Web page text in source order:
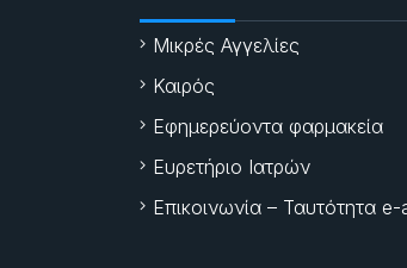
Μικρές Αγγελίες
Καιρός
Εφημερεύοντα φαρμακεία
Ευρετήριο Ιατρών
Επικοινωνία – Ταυτότητα